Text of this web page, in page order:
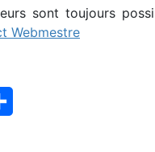
sont toujours
Webmestre